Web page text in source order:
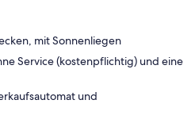
mit Sonnenliegen
Service (kostenpflichtig) und eine
und